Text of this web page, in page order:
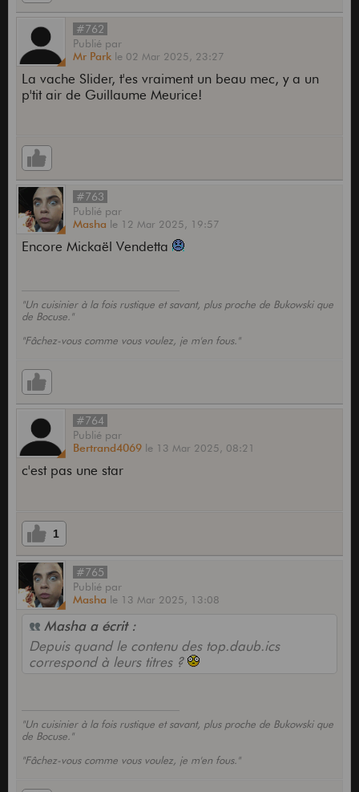
#762
Publié par
Mr Park le 02 Mar 2025, 23:27
La vache Slider, t'es vraiment un beau mec, y a un
p'tit air de Guillaume Meurice!
#763
Publié par
Masha le 12 Mar 2025, 19:57
Encore Mickaël Vendetta
"Un cuisinier à la fois rustique et savant, plus proche de Bukowski que
de Bocuse."
"Fâchez-vous comme vous voulez, je m'en fous."
#764
Publié par
Bertrand4069 le 13 Mar 2025, 08:21
c'est pas une star
1
#765
Publié par
Masha le 13 Mar 2025, 13:08
Masha a écrit :
Depuis quand le contenu des top.daub.ics
correspond à leurs titres ?
"Un cuisinier à la fois rustique et savant, plus proche de Bukowski que
de Bocuse."
"Fâchez-vous comme vous voulez, je m'en fous."